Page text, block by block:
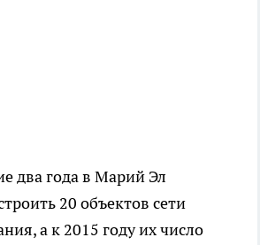
два года в Марий Эл
20 объектов сети
а к 2015 году их число